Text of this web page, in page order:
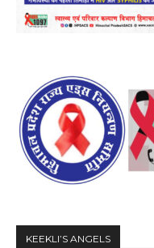
KEEKLI’S ANGELS